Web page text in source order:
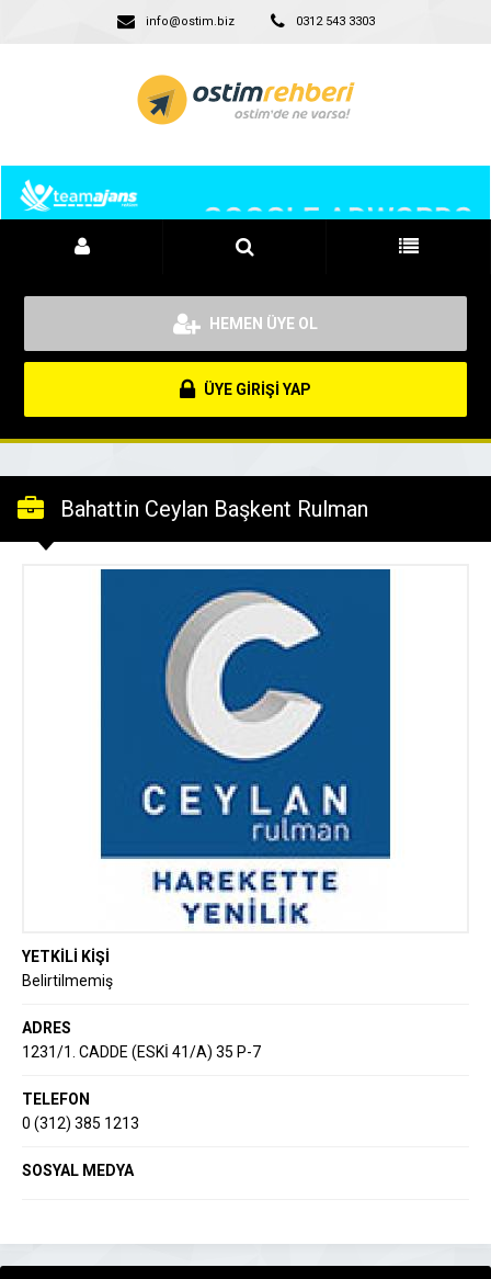
info@ostim.biz 0312 543 3303
HEMEN ÜYE OL
ÜYE GİRİŞİ YAP
Bahattin Ceylan Başkent Rulman
YETKİLİ KİŞİ
Belirtilmemiş
ADRES
1231/1. CADDE (ESKİ 41/A) 35 P-7
TELEFON
0 (312) 385 1213
SOSYAL MEDYA